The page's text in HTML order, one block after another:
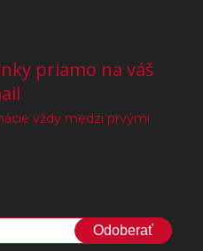
priamo na váš
vždy medzi prvými
Odoberať